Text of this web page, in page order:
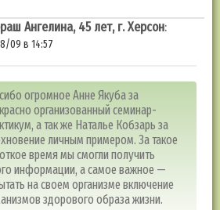
Ангелина, 45 лет, г. Херсон:
09 в 14:57
огромное Анне Якуба за
организованный семинар-
а так же Наталье Кобзарь за
личным примером. За такое
время мы смогли получить
информации, а самое важное —
на своем организме включение
здорового образа жизни.